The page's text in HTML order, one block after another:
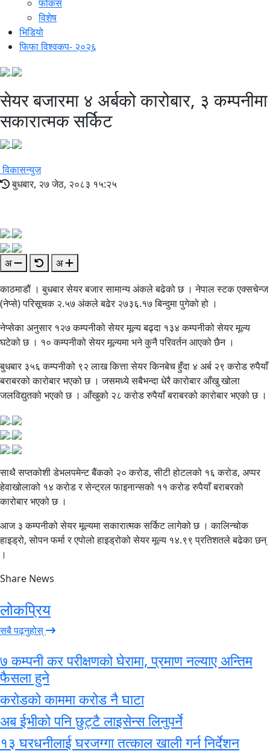
फोकस
विशेष
भिडियो
फिफा विश्वकप- २०२६
सेयर बजारमा ४ अर्बको कारोबार, ३ कम्पनीमा
सकारात्मक सर्किट
विकासन्युज
बुधबार, २७ जेठ, २०८३ १५:२५
अ
अ
काठमाडौं । बुधबार सेयर बजार सामान्य अंकले बढेको छ । नेपाल स्टक एक्सचेन्ज
(नेप्से) परिसूचक २.५७ अंकले बढेर २७३६.१७ बिन्दुमा पुगेको हो ।
नेप्सेका अनुसार १२७ कम्पनीको सेयर मूल्य बढ्दा १३४ कम्पनीको सेयर मूल्य
घटेको छ । १० कम्पनीको सेयर मूल्यमा भने कुनै परिवर्तन आएको छैन ।
बुधबार ३५६ कम्पनीको ९२ लाख कित्ता सेयर किनबेच हुँदा ४ अर्ब २९ करोड रुपैयाँ
बराबरको कारोबार भएको छ । जसमध्ये सबैभन्दा धेरै कारोबार आँखु खोला
जलविद्युतको भएको छ । आँखुको २८ करोड रुपैयाँ बराबरको कारोबार भएको छ ।
साथै सप्तकोशी डेभलपमेन्ट बैंकको २० करोड, सीटी होटलको १६ करोड, अप्पर
हेवाखोलाको १४ करोड र सेन्ट्रल फाइनान्सको ११ करोड रुपैयाँ बराबरको
कारोबार भएको छ ।
आज ३ कम्पनीको सेयर मूल्यमा सकारात्मक सर्किट लागेको छ । कालिन्चोक
हाइड्रो, सोपन फर्मा र एपोलो हाइड्रोको सेयर मूल्य १४.९९ प्रतिशतले बढेका छन्
।
Share News
लोकप्रिय
सबै पढ्नुहोस्
७ कम्पनी कर परीक्षणको घेरामा, प्रमाण नल्याए अन्तिम
फैसला हुने
करोडको काममा करोड नै घाटा
अब ईभीको पनि छुट्टै लाइसेन्स लिनुपर्ने
१३ घरधनीलाई घरजग्गा तत्काल खाली गर्न निर्देशन